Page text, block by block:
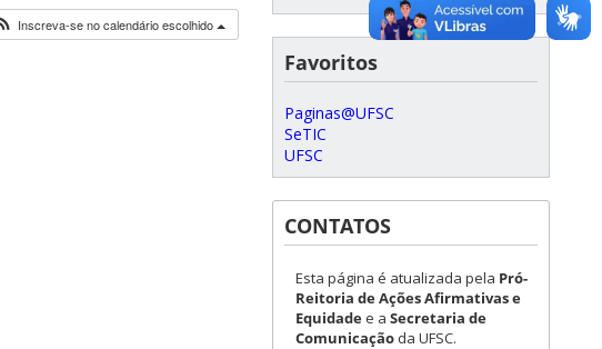
Inscreva-se no calendário escolhido
Favoritos
Paginas@UFSC
SeTIC
UFSC
CONTATOS
Esta página é atualizada pela Pró-
Reitoria de Ações Afirmativas e
Equidadee a Secretaria de
Comunicação da UFSC.